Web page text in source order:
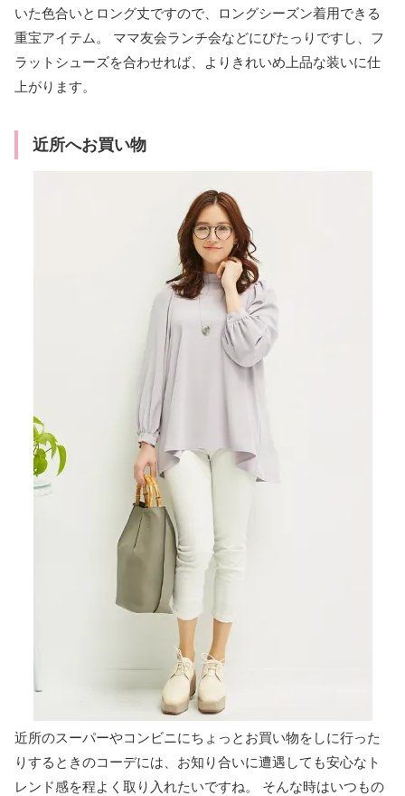
いた色合いとロング丈ですので、ロングシーズン着用できる
重宝アイテム。 ママ友会ランチ会などにぴたっりですし、フ
ラットシューズを合わせれば、よりきれいめ上品な装いに仕
上がります。
近所へお買い物
近所のスーパーやコンビニにちょっとお買い物をしに行った
りするときのコーデには、お知り合いに遭遇しても安心なト
レンド感を程よく取り入れたいですね。 そんな時はいつもの